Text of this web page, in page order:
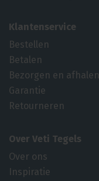
Klantenservice
Bestellen
Betalen
Bezorgen en afhalen
Garantie
Retourneren
Over Veti Tegels
Over ons
Inspiratie